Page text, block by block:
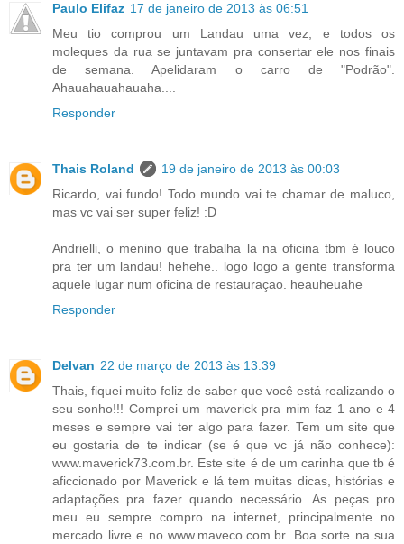
Paulo Elifaz 17 de janeiro de 2013 às 06:51
Meu tio comprou um Landau uma vez, e todos os
moleques da rua se juntavam pra consertar ele nos finais
de semana. Apelidaram o carro de "Podrão".
Ahauahauahauaha....
Responder
Thais Roland
19 de janeiro de 2013 às 00:03
Ricardo, vai fundo! Todo mundo vai te chamar de maluco,
mas vc vai ser super feliz! :D
Andrielli, o menino que trabalha la na oficina tbm é louco
pra ter um landau! hehehe.. logo logo a gente transforma
aquele lugar num oficina de restauraçao. heauheuahe
Responder
Delvan 22 de março de 2013 às 13:39
Thais, fiquei muito feliz de saber que você está realizando o
seu sonho!!! Comprei um maverick pra mim faz 1 ano e 4
meses e sempre vai ter algo para fazer. Tem um site que
eu gostaria de te indicar (se é que vc já não conhece):
www.maverick73.com.br. Este site é de um carinha que tb é
aficcionado por Maverick e lá tem muitas dicas, histórias e
adaptações pra fazer quando necessário. As peças pro
meu eu sempre compro na internet, principalmente no
mercado livre e no www.maveco.com.br. Boa sorte na sua